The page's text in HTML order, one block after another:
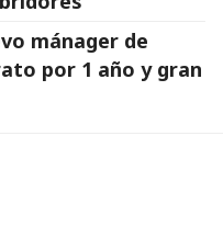
mánager de
por 1 año y gran